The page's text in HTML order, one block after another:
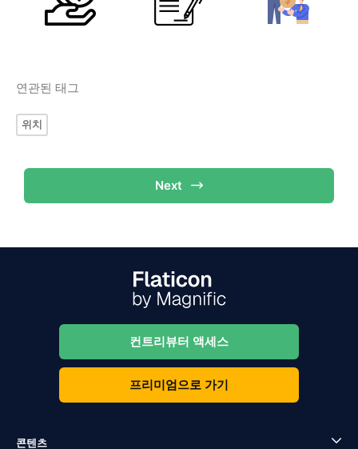
연관된 태그
위치
Next
컨트리뷰터 액세스
프리미엄으로 가기
콘텐츠